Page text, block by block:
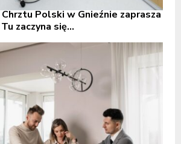
Polski w Gnieźnie zaprasza
zaczyna się...